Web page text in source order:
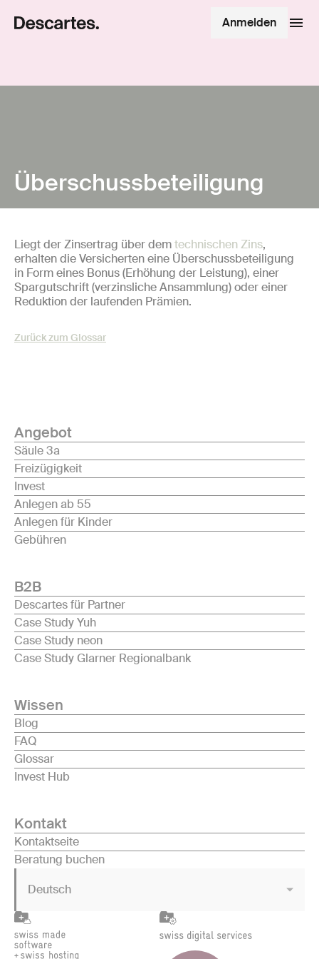
Anmelden
Überschussbeteiligung
Liegt der Zinsertrag über demtechnischen Zins,
erhalten die Versicherten eine Überschussbeteiligung
in Form eines Bonus (Erhöhung der Leistung), einer
Spargutschrift (verzinsliche Ansammlung) oder einer
Reduktion der laufenden Prämien.
Zurück zum Glossar
Angebot
Säule 3a
Freizügigkeit
Invest
Anlegen ab 55
Anlegen für Kinder
Gebühren
B2B
Descartes für Partner
Case Study Yuh
Case Study neon
Case Study Glarner Regionalbank
Wissen
Blog
FAQ
Glossar
Invest Hub
Kontakt
Kontaktseite
Beratung buchen
Deutsch